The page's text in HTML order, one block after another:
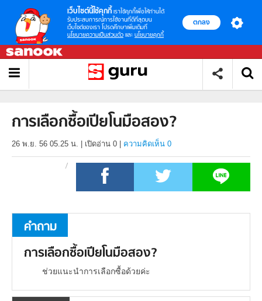
เว็บไซต์นี้ใช้คุกกี้ เราใช้คุกกี้เพื่อให้ท่านได้
รับประสบการณ์การใช้งานที่ดีที่สุดบน
เว็บไซต์ของเรา โปรดศึกษาเพิ่มเติมที่
นโยบายความเป็นส่วนตัว และ นโยบายคุกกี้
ตกลง
การเลือกซื้อเปียโนมือสอง?
26 พ.ย. 56 05.25 น. เปิดอ่าน 0 ความคิดเห็น 0
คำถาม
การเลือกซื้อเปียโนมือสอง?
ช่วยแนะนำการเลือกซื้อด้วยค่ะ